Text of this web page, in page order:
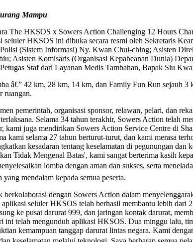
Mampu
The HKSOS x Sowers Action Challenging 12 Hours
HKSOS ini dibuka secara resmi oleh Sekretaris
(Sistem Informasi) Ny. Kwan Chui-ching; Asisten
Asisten Komisaris (Organisasi Kepabeanan Dunia)
Staf dari Layanan Medis Tambahan, Bapak Siu
â€” 42 km, 28 km, 14 km, dan Family Fun Run sejauh
ruangan.
pemerintah, organisasi sponsor, relawan, pelari, dan
Selama 34 tahun terakhir, Sowers Action telah
kami juga mendirikan Sowers Action Service Centre di
kami selama 27 tahun berturut-turut, dan kami merasa
kesadaran tentang keselamatan di pegunungan
Tidak Mengenal Batas', kami sangat berterima kasih
lomba dengan aman dan sukses, serta
mendalam kepada semua peserta.
dengan Sowers Action dalam
seluler HKSOS telah berhasil membantu lebih dari
ke pusat darurat 999, dan jaringan kontak darurat,
ini telah mengunduh aplikasi HKSOS. Dua minggu lalu,
kemampuan tanggap darurat lintas negara. Kami